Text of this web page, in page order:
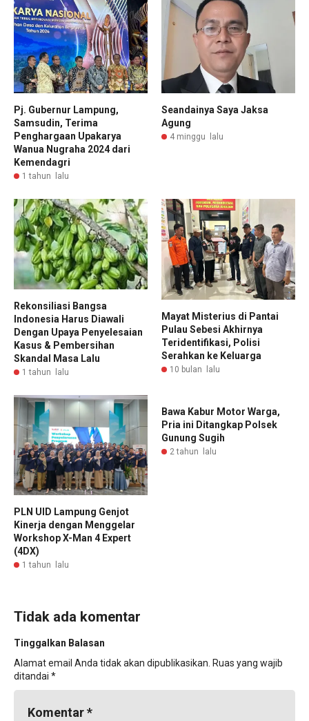
Pj. Gubernur Lampung,
Samsudin, Terima
Penghargaan Upakarya
Wanua Nugraha 2024 dari
Kemendagri
1 tahun lalu
Seandainya Saya Jaksa
Agung
4 minggu lalu
Rekonsiliasi Bangsa
Indonesia Harus Diawali
Dengan Upaya Penyelesaian
Kasus & Pembersihan
Skandal Masa Lalu
1 tahun lalu
Mayat Misterius di Pantai
Pulau Sebesi Akhirnya
Teridentifikasi, Polisi
Serahkan ke Keluarga
10 bulan lalu
PLN UID Lampung Genjot
Kinerja dengan Menggelar
Workshop X-Man 4 Expert
(4DX)
1 tahun lalu
Bawa Kabur Motor Warga,
Pria ini Ditangkap Polsek
Gunung Sugih
2 tahun lalu
Tidak ada komentar
Tinggalkan Balasan
Alamat email Anda tidak akan dipublikasikan. Ruas yang wajib
ditandai *
Komentar*